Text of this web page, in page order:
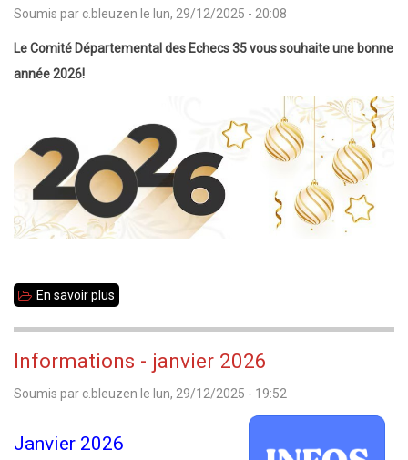
-
U8-
et
qualifications
au
Bretagne
Soumis par c.bleuzen le lun, 29/12/2025 - 20:08
Le Comité Départemental des Echecs 35 vous souhaite une bonne
année 2026!
En savoir plus
2026
Informations - janvier 2026
Soumis par c.bleuzen le lun, 29/12/2025 - 19:52
Janvier 2026